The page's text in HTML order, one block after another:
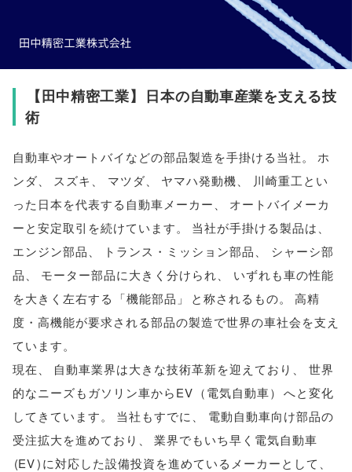
【田中精密工業】 日本の自動車産業を支える技
術
自動車やオートバイなどの部品製造を手掛ける当社。
ホ
ンダ
スズキ マツダ ヤマハ発動機
川崎重工とい
った日本を代表する自動車メーカー
オートバイメーカ
ーと安定取引を続けています。 当社が手掛ける製品は
エンジン部品
トランス・ミッション部品
シャーシ部
品
モーター部品に大きく分けられ
いずれも車の性能
を大きく左右する
「機能部品 」 と称されるもの。
高精
度・高機能が要求される部品の製造で世界の車社会を支え
ています。
現在
自動車業界は大きな技術革新を迎えており
世界
的なニーズもガソリン車からEV （電気自動車） へと変化
してきています。 当社もすでに
電動自動車向け部品の
受注拡大を進めており
業界でもいち早く電気自動車
(EV)に対応した設備投資を進めているメーカーとして